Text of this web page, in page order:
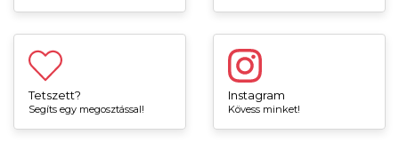
Tetszett?
Segíts egy megosztással!
Instagram
Kövess minket!